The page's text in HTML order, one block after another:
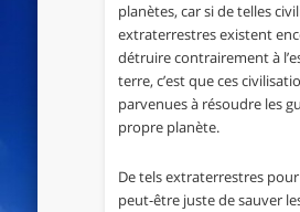
planètes, car si de telles
extraterrestres existent
détruire contrairement à
terre, c’est que ces
parvenues à résoudre les
propre planète.
De tels extraterrestres
peut-être juste de sauver